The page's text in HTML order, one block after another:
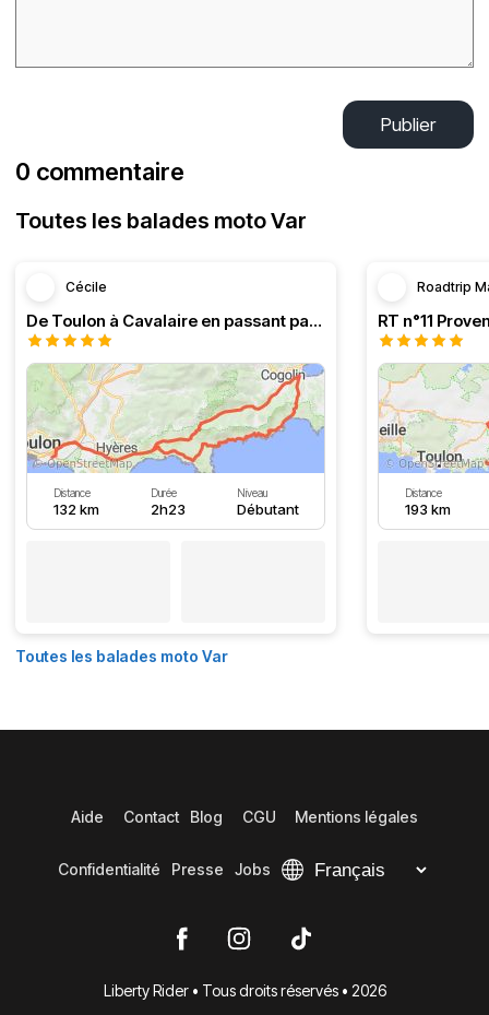
Publier
0 commentaire
Toutes les balades moto Var
Cécile
De Toulon à Cavalaire en passant par la côte
Distance
132 km
Durée
2h23
Niveau
Débutant
Roadtrip
Distance
193 km
Toutes les balades moto Var
Aide Contact Blog CGU Mentions légales
Confidentialité Presse Jobs
Liberty Rider • Tous droits réservés • 2026